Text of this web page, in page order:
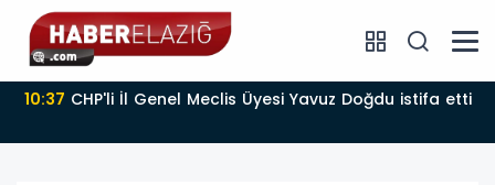
10:37 CHP'li İl Genel Meclis Üyesi Yavuz Doğdu istifa etti